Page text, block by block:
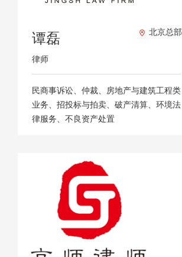
谭磊
律师
北京总部
民商事诉讼、仲裁、房地产与建筑工程类
业务、招投标与拍卖、破产清算、环境法
律服务、不良资产处置